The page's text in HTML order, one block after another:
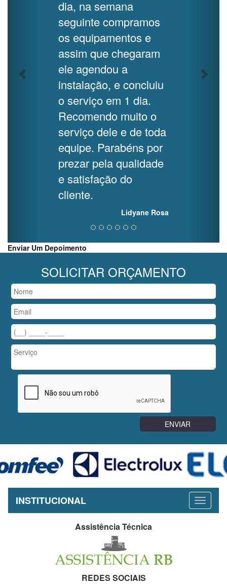
dia, na semana
seguinte compramos
os equipamentos e
assim que chegaram
ele agendou a
instalação, e concluiu
o serviço em 1 dia.
Recomendo muito o
serviço dele e de toda
equipe. Parabéns por
prezar pela qualidade
e satisfação do
cliente.
Lidyane Rosa
Enviar Um Depoimento
SOLICITAR ORÇAMENTO
INSTITUCIONAL
Assistência Técnica
REDES SOCIAIS